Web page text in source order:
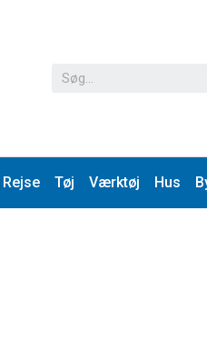
Rejse Tøj Værktøj Hus